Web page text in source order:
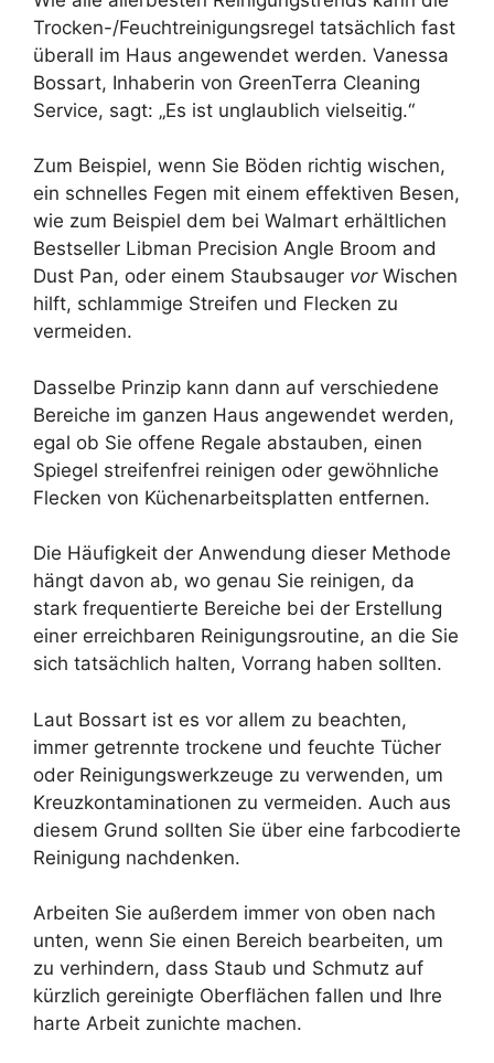
Trocken-/Feuchtreinigungsregel tatsächlich fast
überall im Haus angewendet werden. Vanessa
Bossart, Inhaberin von GreenTerra Cleaning
Service, sagt: „Es ist unglaublich vielseitig.“
Zum Beispiel, wenn Sie Böden richtig wischen,
ein schnelles Fegen mit einem effektiven Besen,
wie zum Beispiel dem bei Walmart erhältlichen
Bestseller Libman Precision Angle Broom and
Dust Pan, oder einem Staubsauger vor Wischen
hilft, schlammige Streifen und Flecken zu
vermeiden.
Dasselbe Prinzip kann dann auf verschiedene
Bereiche im ganzen Haus angewendet werden,
egal ob Sie offene Regale abstauben, einen
Spiegel streifenfrei reinigen oder gewöhnliche
Flecken von Küchenarbeitsplatten entfernen.
Die Häufigkeit der Anwendung dieser Methode
hängt davon ab, wo genau Sie reinigen, da
stark frequentierte Bereiche bei der Erstellung
einer erreichbaren Reinigungsroutine, an die Sie
sich tatsächlich halten, Vorrang haben sollten.
Laut Bossart ist es vor allem zu beachten,
immer getrennte trockene und feuchte Tücher
oder Reinigungswerkzeuge zu verwenden, um
Kreuzkontaminationen zu vermeiden. Auch aus
diesem Grund sollten Sie über eine farbcodierte
Reinigung nachdenken.
Arbeiten Sie außerdem immer von oben nach
unten, wenn Sie einen Bereich bearbeiten, um
zu verhindern, dass Staub und Schmutz auf
kürzlich gereinigte Oberflächen fallen und Ihre
harte Arbeit zunichte machen.